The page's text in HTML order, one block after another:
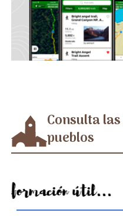
Consulta
pueblos
Información útil...